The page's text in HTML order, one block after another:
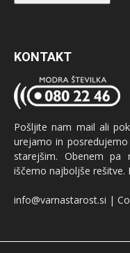
KONTAKT
Pošljite nam mail ali
urejamo in
starejšim. Obenem
iščemo najboljše rešitve.
info@varnastarost.si |